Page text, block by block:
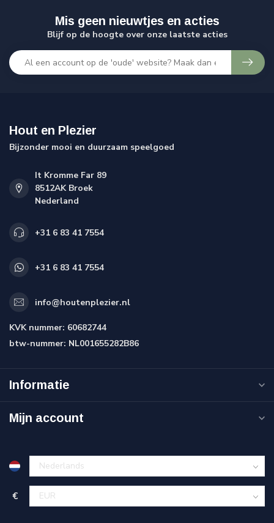
Mis geen nieuwtjes en acties
Blijf op de hoogte over onze laatste acties
Hout en Plezier
Bijzonder mooi en duurzaam speelgoed
It Kromme Far 89
8512AK Broek
Nederland
+31 6 83 41 7554
+31 6 83 41 7554
info@houtenplezier.nl
KVK nummer: 60682744
btw-nummer: NL001655282B86
Informatie
Mijn account
€